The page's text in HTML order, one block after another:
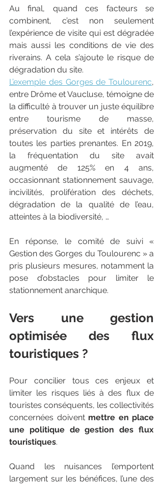
Au final, quand ces facteurs se
combinent, c’est non seulement
l’expérience de visite qui est dégradée
mais aussi les conditions de vie des
riverains. A cela s’ajoute le risque de
dégradation du site.
L’exemple des Gorges de Toulourenc,
entre Drôme et Vaucluse, témoigne de
la difficulté à trouver un juste équilibre
entre tourisme de masse,
préservation du site et intérêts de
toutes les parties prenantes. En 2019,
la fréquentation du site avait
augmenté de 125% en 4 ans,
occasionnant stationnement sauvage,
incivilités, prolifération des déchets,
dégradation de la qualité de l’eau,
atteintes à la biodiversité, …
En réponse, le comité de suivi «
Gestion des Gorges du Toulourenc » a
pris plusieurs mesures, notamment la
pose d’obstacles pour limiter le
stationnement anarchique.
Vers une gestion
optimisée des flux
touristiques ?
Pour concilier tous ces enjeux et
limiter les risques liés à des flux de
touristes conséquents, les collectivités
concernées doivent mettre en place
une politique de gestion des flux
touristiques.
Quand les nuisances l’emportent
largement sur les bénéfices, l’une des